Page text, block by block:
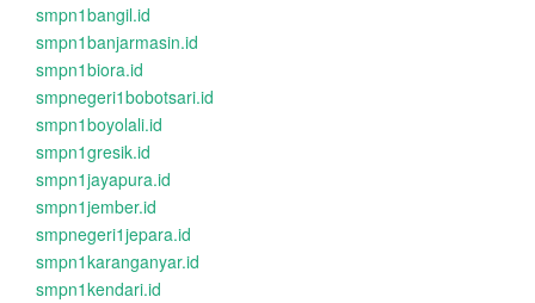
smpn1bangil.id
smpn1banjarmasin.id
smpn1biora.id
smpnegeri1bobotsari.id
smpn1boyolali.id
smpn1gresik.id
smpn1jayapura.id
smpn1jember.id
smpnegeri1jepara.id
smpn1karanganyar.id
smpn1kendari.id